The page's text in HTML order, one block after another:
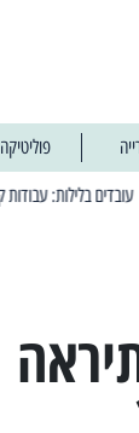
פוליטיקה